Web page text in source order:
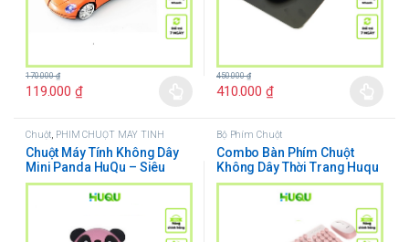
119.000 ₫
170.000₫
410.000 ₫
450.000₫
Chuột, PHÍM CHUỘT MÁY TÍNH
Chuột Máy Tính Không Dây
Mini Panda HuQu – Siêu
Đáng Yêu
Bộ Phím Chuột
Combo Bàn Phím Chuột
Không Dây Thời Trang Huqu
N520